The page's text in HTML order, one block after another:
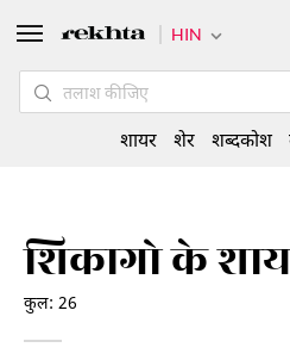
शिकागो के
कुल: 26
HIN
शायर शेर शब्दकोश